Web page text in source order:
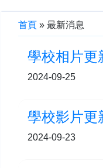
首頁 » 最新消息
2024-09-25
2024-09-23